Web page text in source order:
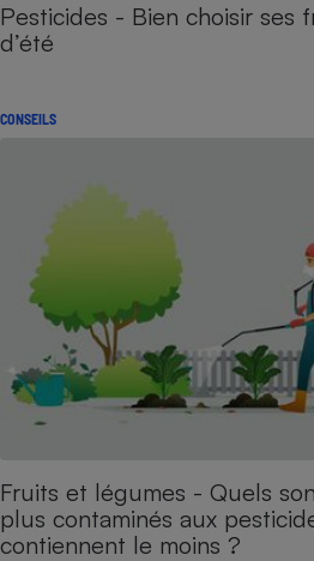
Pesticides - Bien choisir ses
d’été
CONSEILS
Fruits et légumes - Quels
plus contaminés aux
contiennent le moins ?